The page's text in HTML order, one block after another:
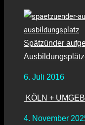
Spätzünder
6. Juli 2016
KÖLN +
4. November